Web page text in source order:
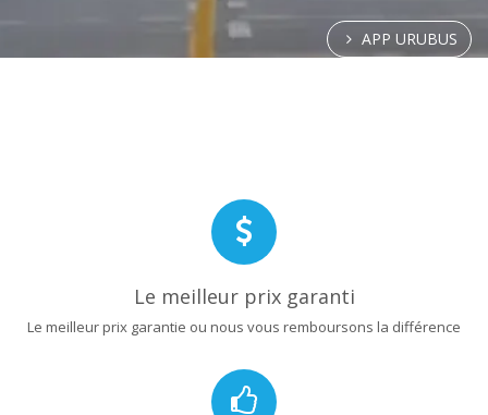
APP URUBUS
Le meilleur prix garanti
Le meilleur prix garantie ou nous vous remboursons la différence